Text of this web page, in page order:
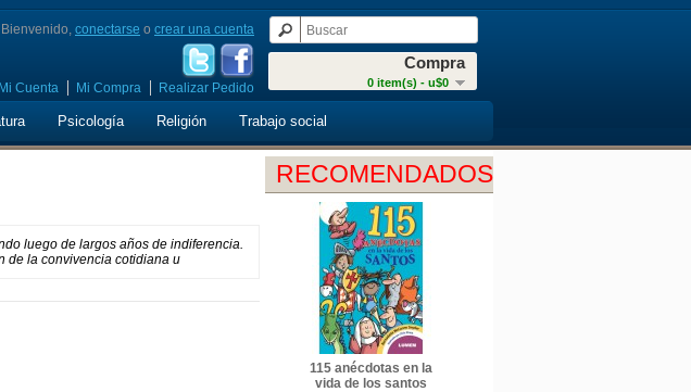
Compra
0 item(s) - u$0
Bienvenido, conectarse o crear una cuenta
Mi Cuenta Mi Compra Realizar Pedido
Psicología Religión Trabajo social
RECOMENDADOS
115 anécdotas en la
vida de los santos
luego de largos años de indiferencia.
de la convivencia cotidiana u